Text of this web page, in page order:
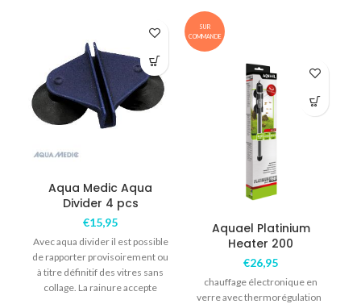
Aqua Medic Aqua
Divider 4 pcs
€15,95
Avec aqua divider il est possible
de rapporter provisoirement ou
à titre définitif des vitres sans
collage. La rainure accepte
SUR
COMMANDE
Aquael Platinium
Heater 200
€26,95
chauffage électronique en
verre avec thermorégulation